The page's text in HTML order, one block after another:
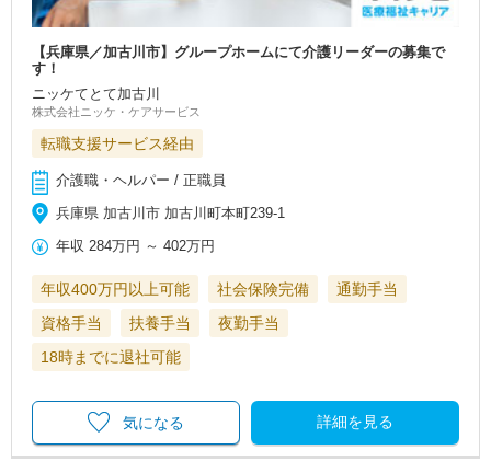
【兵庫県／加古川市】グループホームにて介護リーダーの募集で
す！
ニッケてとて加古川
株式会社ニッケ・ケアサービス
転職支援サービス経由
介護職・ヘルパー / 正職員
兵庫県 加古川市 加古川町本町239-1
年収 284万円 ～402万円
年収400万円以上可能 社会保険完備
通勤手当
資格手当
扶養手当
夜勤手当
18時までに退社可能
詳細を見る
気になる